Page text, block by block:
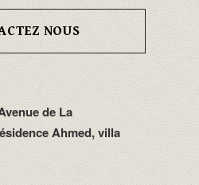
NOUS
de La
Ahmed, villa